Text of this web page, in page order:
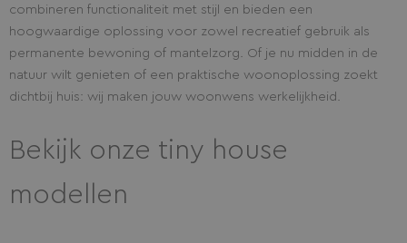
combineren functionaliteit met stijl en bieden een
hoogwaardige oplossing voor zowel recreatief gebruik als
permanente bewoning of mantelzorg. Of je nu midden in de
natuur wilt genieten of een praktische woonoplossing zoekt
dichtbij huis: wij maken jouw woonwens werkelijkheid.
Bekijk onze tiny house
modellen